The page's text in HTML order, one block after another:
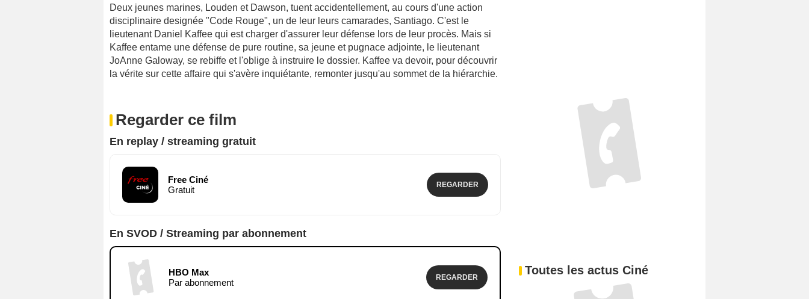
Deux jeunes marines, Louden et Dawson, tuent accidentellement, au cours d'une action
disciplinaire designée "Code Rouge", un de leur leurs camarades, Santiago. C'est le
lieutenant Daniel Kaffee qui est charger d'assurer leur défense lors de leur procès. Mais si
Kaffee entame une défense de pure routine, sa jeune et pugnace adjointe, le lieutenant
JoAnne Galoway, se rebiffe et l'oblige à instruire le dossier. Kaffee va devoir, pour découvrir
la vérite sur cette affaire qui s'avère inquiétante, remonter jusqu'au sommet de la hiérarchie.
Regarder ce film
En replay / streaming gratuit
Free Ciné
Gratuit
REGARDER
En SVOD / Streaming par abonnement
HBO Max
Par abonnement
REGARDER
Toutes les actus Ciné